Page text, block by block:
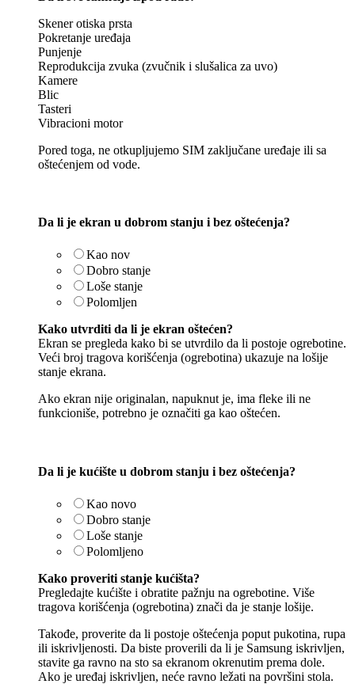
Skener otiska prsta
Pokretanje uređaja
Punjenje
Reprodukcija zvuka (zvučnik i slušalica za uvo)
Kamere
Blic
Tasteri
Vibracioni motor
Pored toga, ne otkupljujemo SIM zaključane uređaje ili sa
oštećenjem od vode.
Da li je ekran u dobrom stanju i bez oštećenja?
Kao nov
Dobro stanje
Loše stanje
Polomljen
Kako utvrditi da li je ekran oštećen?
Ekran se pregleda kako bi se utvrdilo da li postoje ogrebotine.
Veći broj tragova korišćenja (ogrebotina) ukazuje na lošije
stanje ekrana.
Ako ekran nije originalan, napuknut je, ima fleke ili ne
funkcioniše, potrebno je označiti ga kao oštećen.
Da li je kućište u dobrom stanju i bez oštećenja?
Kao novo
Dobro stanje
Loše stanje
Polomljeno
Kako proveriti stanje kućišta?
Pregledajte kućište i obratite pažnju na ogrebotine. Više
tragova korišćenja (ogrebotina) znači da je stanje lošije.
Takođe, proverite da li postoje oštećenja poput pukotina, rupa
ili iskrivljenosti. Da biste proverili da li je Samsung iskrivljen,
stavite ga ravno na sto sa ekranom okrenutim prema dole.
Ako je uređaj iskrivljen, neće ravno ležati na površini stola.